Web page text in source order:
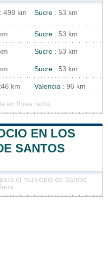
: 498 km Sucre : 53 km
Sucre : 53 km
Sucre : 53 km
Sucre : 53 km
km Valencia : 96 km
en línea recta
EN LOS
SANTOS
el municipio de Santos